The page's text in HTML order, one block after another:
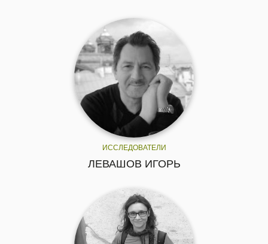
ИССЛЕДОВАТЕЛИ
ЛЕВАШОВ ИГОРЬ